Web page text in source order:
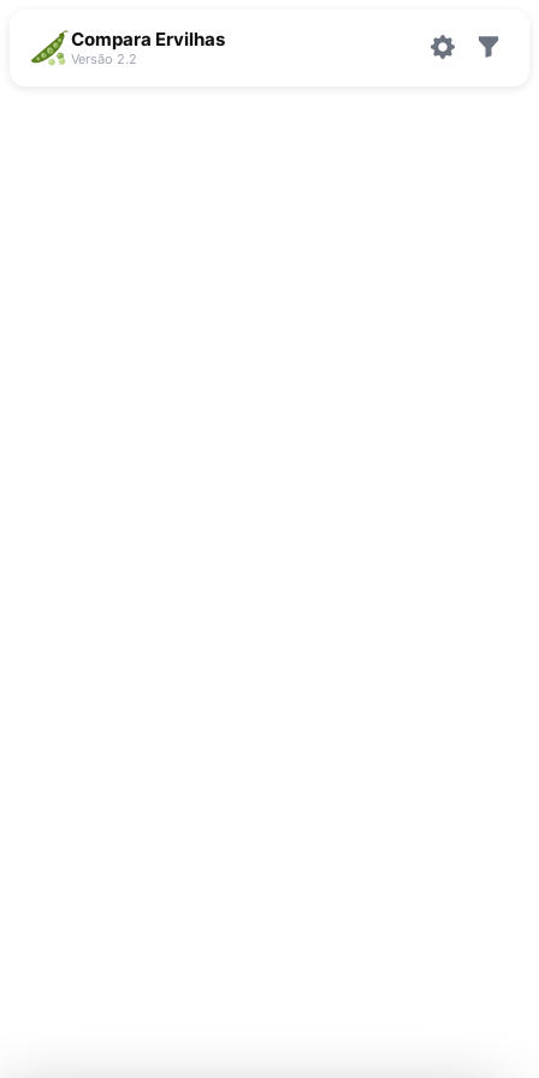
Compara Ervilhas
Versão 2.2